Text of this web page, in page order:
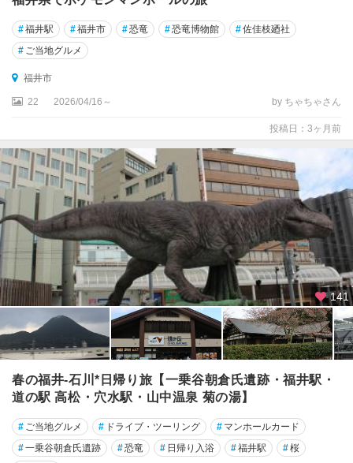
#福井駅 #福井市 #恐竜 #恐竜博物館 #佐佳枝廼社
# ご当地グルメ
福井市
22 2026/04/16～ by ちゃちゃさん
投稿日：3ヶ月前
141
春の福井-石川*日帰り旅【一乗谷朝倉氏遺跡・福井駅・
道の駅 高松・穴水駅・山中温泉 菊の湯】
# ご当地グルメ # ドライブ・ツーリング # マンホールカード
#一乗谷朝倉氏遺跡 #恐竜 # 日帰り入浴 #福井駅 #桜